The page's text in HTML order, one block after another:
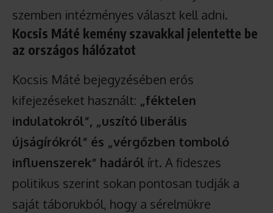
szemben intézményes választ kell adni.
Kocsis Máté kemény szavakkal jelentette be
az országos hálózatot
Kocsis Máté bejegyzésében erős
kifejezéseket használt: „féktelen
indulatokról”, „uszító liberális
újságírókról” és „vérgőzben tomboló
influenszerek” hadáról írt. A fideszes
politikus szerint sokan pontosan tudják a
saját táborukból, hogy a sérelmükre